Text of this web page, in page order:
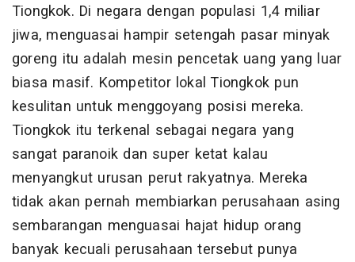
Tiongkok. Di negara dengan populasi 1,4 miliar
jiwa, menguasai hampir setengah pasar minyak
goreng itu adalah mesin pencetak uang yang luar
biasa masif. Kompetitor lokal Tiongkok pun
kesulitan untuk menggoyang posisi mereka.
Tiongkok itu terkenal sebagai negara yang
sangat paranoik dan super ketat kalau
menyangkut urusan perut rakyatnya. Mereka
tidak akan pernah membiarkan perusahaan asing
sembarangan menguasai hajat hidup orang
banyak kecuali perusahaan tersebut punya